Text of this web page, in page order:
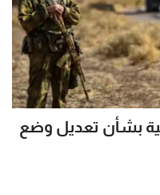
بشأن تعديل وضع